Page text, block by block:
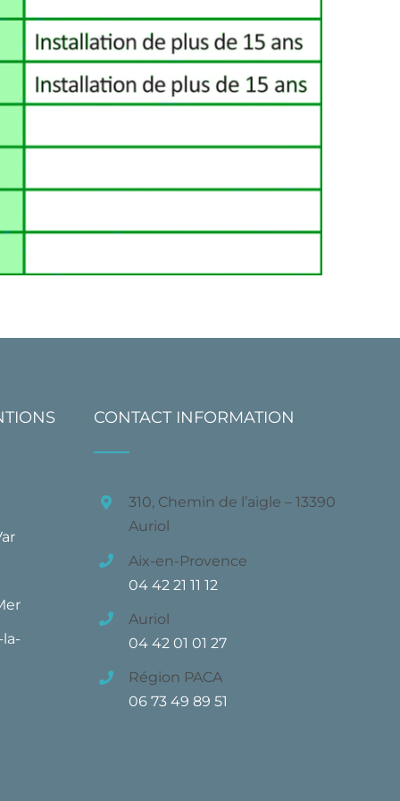
CONTACT INFORMATION
310, Chemin de l’aigle – 13390
Auriol
Aix-en-Provence
04 42 21 11 12
Auriol
04 42 01 01 27
Région PACA
06 73 49 89 51